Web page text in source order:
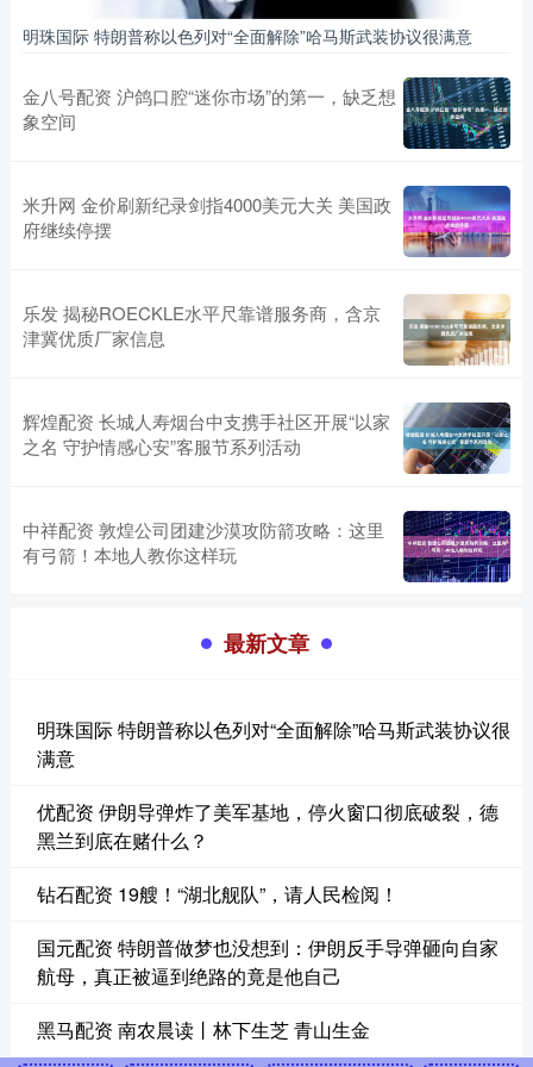
明珠国际 特朗普称以色列对“全面解除”哈马斯武装协议很满意
金八号配资 沪鸽口腔“迷你市场”的第一，缺乏想
象空间
米升网 金价刷新纪录剑指4000美元大关 美国政
府继续停摆
乐发 揭秘ROECKLE水平尺靠谱服务商，含京
津冀优质厂家信息
辉煌配资 长城人寿烟台中支携手社区开展“以家
之名 守护情感心安”客服节系列活动
中祥配资 敦煌公司团建沙漠攻防箭攻略：这里
有弓箭！本地人教你这样玩
最新文章
明珠国际 特朗普称以色列对“全面解除”哈马斯武装协议很
满意
优配资 伊朗导弹炸了美军基地，停火窗口彻底破裂，德
黑兰到底在赌什么？
钻石配资 19艘！“湖北舰队”，请人民检阅！
国元配资 特朗普做梦也没想到：伊朗反手导弹砸向自家
航母，真正被逼到绝路的竟是他自己
黑马配资 南农晨读丨林下生芝 青山生金